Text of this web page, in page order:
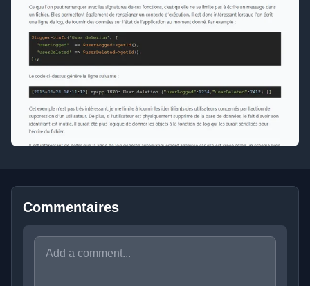
Commentaires